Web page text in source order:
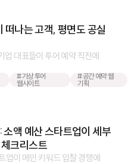
떠나는 고객, 평면도 공실
업 대표들이 투어 예약 직전에
#가상 투어
웹사이트
#공간 예약 웹
기획
액 예산 스타트업이 세부
크리스트
업이 메인 키워드 입찰 경쟁에